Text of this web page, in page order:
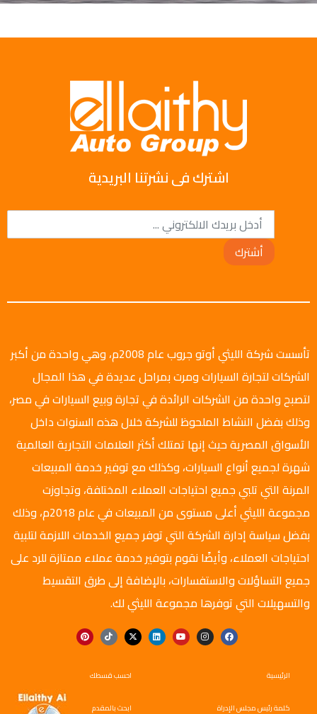
اشترك فى نشرتنا البريدية
أشترك
تأسست شركة الليثي أوتو جروب عام 2008م، وهي واحدة من أكبر
الشركات لتجارة السيارات ومرت بمراحل عديدة في هذا المجال
لتصبح واحدة من الشركات الرائدة في تجارة وبيع السيارات في مصر،
وذلك بفضل النشاط الملحوظ للشركة خلال هذه السنوات داخل
الأسواق المصرية حيث إنها تمتلك أكثر العلامات التجارية العالمية
شهرة لجميع أنواع السيارات، وكذلك مع توفير خدمة المبيعات
المرنة التي تلبي جميع احتياجات العملاء المختلفة، وتجاوزت
مجموعة الليثي أعلى مستوى من المبيعات في عام 2018م، وذلك
بفضل سياسة إدارة الشركة التي توفر جميع الخدمات اللازمة لتلبية
احتياجات العملاء، وأيضًا نقوم بتوفير خدمة عملاء ممتازة للرد على
جميع التساؤلات والاستفسارات، بالإضافة إلى طرق التقسيط
والتسهيلات التي توفرها مجموعة الليثي لك.
الرئيسية
كلمة رئيس مجلس الإدراة
احسب قسطك
ابحث بالمقدم